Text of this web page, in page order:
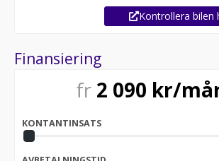
Kontrollera bilen
Finansiering
fr 2 090 kr/
KONTANTINSATS